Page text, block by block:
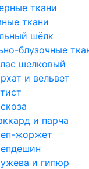
ткани
ткани
шёлк
блузочные ткани
шелковый
и вельвет
и парча
жоржет
и гипюр